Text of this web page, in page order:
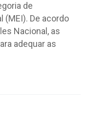
de
(MEI). De acordo
Nacional, as
adequar as